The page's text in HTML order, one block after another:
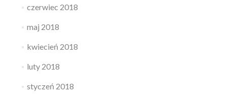
czerwiec 2018
maj 2018
kwiecień 2018
luty 2018
styczeń 2018